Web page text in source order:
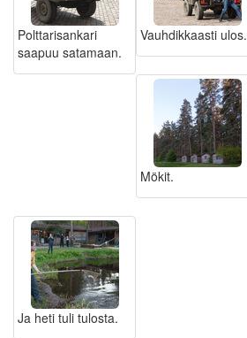
Polttarisankari
saapuu satamaan.
Vauhdikkaasti ulos.
Mökit.
Ja heti tuli tulosta.